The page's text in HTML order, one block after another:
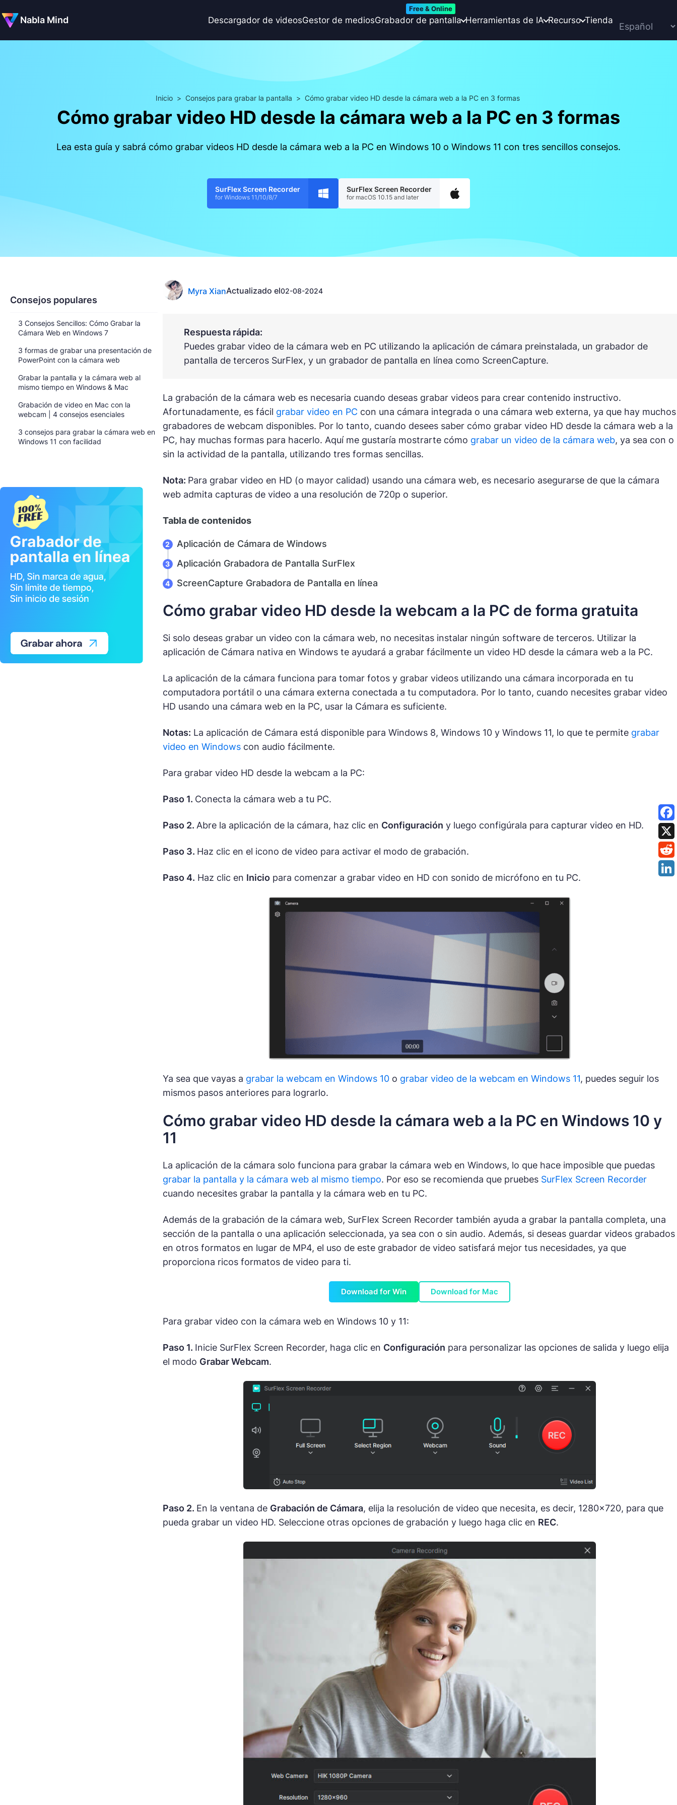
Nabla Mind Descargador de videosGestor de mediosGrabador de pantalla
Free & Online
Herramientas de IA Recurso Tienda
Inicio > Consejos para grabar la pantalla > Cómo grabar video HD desde la cámara web a la PC en 3 formas
Cómo grabar video HD desde la cámara web a la PC en 3 formas
Lea esta guía y sabrá cómo grabar videos HD desde la cámara web a la PC en Windows 10 o Windows 11 con tres sencillos consejos.
SurFlex Screen Recorder
for Windows 11/10/8/7
SurFlex Screen Recorder
for macOS 10.15 and later
Consejos populares
3 Consejos Sencillos: Cómo Grabar la
Cámara Web en Windows 7
3 formas de grabar una presentación de
PowerPoint con la cámara web
Grabar la pantalla y la cámara web al
mismo tiempo en Windows & Mac
Grabación de video en Mac con la
webcam | 4 consejos esenciales
3 consejos para grabar la cámara web en
Windows 11 con facilidad
Myra XianActualizado el02-08-2024
Respuesta rápida:
Puedes grabar video de la cámara web en PC utilizando la aplicación de cámara preinstalada, un grabador de
pantalla de terceros SurFlex, y un grabador de pantalla en línea como ScreenCapture.
La grabación de la cámara web es necesaria cuando deseas grabar videos para crear contenido instructivo.
Afortunadamente, es fácil grabar video en PC con una cámara integrada o una cámara web externa, ya que hay muchos
grabadores de webcam disponibles. Por lo tanto, cuando desees saber cómo grabar video HD desde la cámara web a la
PC, hay muchas formas para hacerlo. Aquí me gustaría mostrarte cómo grabar un video de la cámara web, ya sea con o
sin la actividad de la pantalla, utilizando tres formas sencillas.
Nota: Para grabar video en HD (o mayor calidad) usando una cámara web, es necesario asegurarse de que la cámara
web admita capturas de video a una resolución de 720p o superior.
Tabla de contenidos
Aplicación de Cámara de Windows
Aplicación Grabadora de Pantalla SurFlex
ScreenCapture Grabadora de Pantalla en línea
Cómo grabar video HD desde la webcam a la PC de forma gratuita
Si solo deseas grabar un video con la cámara web, no necesitas instalar ningún software de terceros. Utilizar la
aplicación de Cámara nativa en Windows te ayudará a grabar fácilmente un video HD desde la cámara web a la PC.
La aplicación de la cámara funciona para tomar fotos y grabar videos utilizando una cámara incorporada en tu
computadora portátil o una cámara externa conectada a tu computadora. Por lo tanto, cuando necesites grabar video
HD usando una cámara web en la PC, usar la Cámara es suficiente.
Notas: La aplicación de Cámara está disponible para Windows 8, Windows 10 y Windows 11, lo que te permite grabar
video en Windowscon audio fácilmente.
Para grabar video HD desde la webcam a la PC:
Paso 1. Conecta la cámara web a tu PC.
Paso 2. Abre la aplicación de la cámara, haz clic en Configuración y luego configúrala para capturar video en HD.
Paso 3. Haz clic en el icono de video para activar el modo de grabación.
Paso 4. Haz clic en Iniciopara comenzar a grabar video en HD con sonido de micrófono en tu PC.
Ya sea que vayas a grabar la webcam en Windows 10o grabar video de la webcam en Windows 11, puedes seguir los
mismos pasos anteriores para lograrlo.
Cómo grabar video HD desde la cámara web a la PC en Windows 10 y
11
La aplicación de la cámara solo funciona para grabar la cámara web en Windows, lo que hace imposible que puedas
grabar la pantalla y la cámara web al mismo tiempo. Por eso se recomienda que pruebes SurFlex Screen Recorder
cuando necesites grabar la pantalla y la cámara web en tu PC.
Además de la grabación de la cámara web, SurFlex Screen Recorder también ayuda a grabar la pantalla completa, una
sección de la pantalla o una aplicación seleccionada, ya sea con o sin audio. Además, si deseas guardar videos grabados
en otros formatos en lugar de MP4, el uso de este grabador de video satisfará mejor tus necesidades, ya que
proporciona ricos formatos de video para ti.
Download for Win Download for Mac
Para grabar video con la cámara web en Windows 10 y 11:
Paso 1. Inicie SurFlex Screen Recorder, haga clic en Configuración para personalizar las opciones de salida y luego elija
el modo Grabar Webcam.
Paso 2. En la ventana de Grabación de Cámara, elija la resolución de video que necesita, es decir, 1280×720, para que
pueda grabar un video HD. Seleccione otras opciones de grabación y luego haga clic en REC.